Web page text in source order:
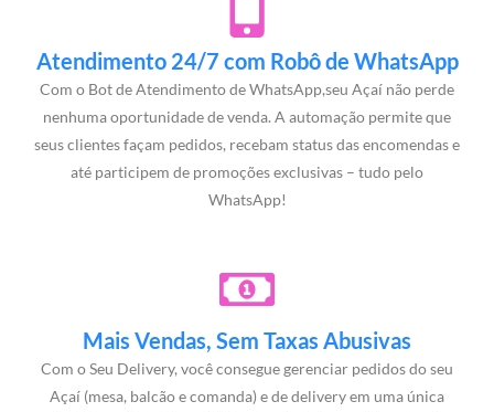
Atendimento 24/7 com Robô de WhatsApp
Com o Bot de Atendimento de WhatsApp,seu Açaí não perde
nenhuma oportunidade de venda. A automação permite que
seus clientes façam pedidos, recebam status das encomendas e
até participem de promoções exclusivas – tudo pelo
WhatsApp!
Mais Vendas, Sem Taxas Abusivas
Com o Seu Delivery, você consegue gerenciar pedidos do seu
Açaí (mesa, balcão e comanda) e de delivery em uma única